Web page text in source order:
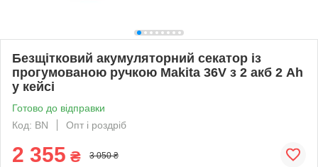
Безщітковий акумуляторний секатор із
прогумованою ручкою Makita 36V з 2 акб 2 Ah
у кейсі
Готово до відправки
Код: BN
Опт і роздріб
2 355 ₴ 3 050 ₴